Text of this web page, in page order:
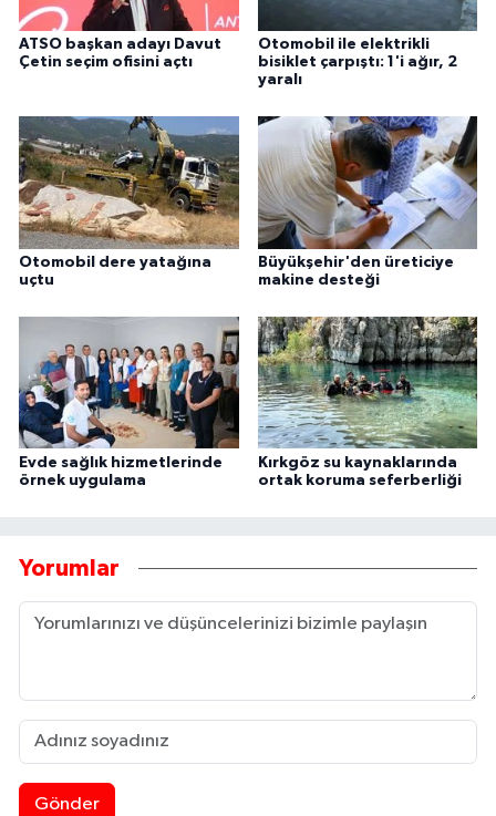
ATSO başkan adayı Davut
Çetin seçim ofisini açtı
Otomobil ile elektrikli
bisiklet çarpıştı: 1'i ağır, 2
yaralı
Otomobil dere yatağına
uçtu
Büyükşehir'den üreticiye
makine desteği
Evde sağlık hizmetlerinde
örnek uygulama
Kırkgöz su kaynaklarında
ortak koruma seferberliği
Yorumlar
Gönder